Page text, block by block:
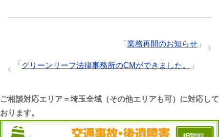
「 業務再開のお知らせ 」
「 グリーンリーフ法律事務所のCMができました。 」
ご相談対応エリア＝埼玉全域（その他エリアも可）に対応して
おります。